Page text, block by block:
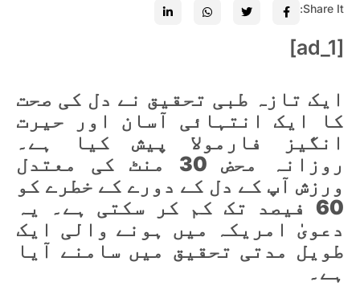
Share It:
[ad_1]
ایک تازہ طبی تحقیق نے دل کی صحت
کا ایک انتہائی آسان اور حیرت
انگیز فارمولا پیش کیا ہے۔
روزانہ محض 30 منٹ کی معتدل
ورزش آپ کے دل کے دورے کے خطرے کو
60 فیصد تک کم کر سکتی ہے۔ یہ
دعویٰ امریکہ میں ہونے والی ایک
طویل مدتی تحقیق میں سامنے آیا
ہے۔